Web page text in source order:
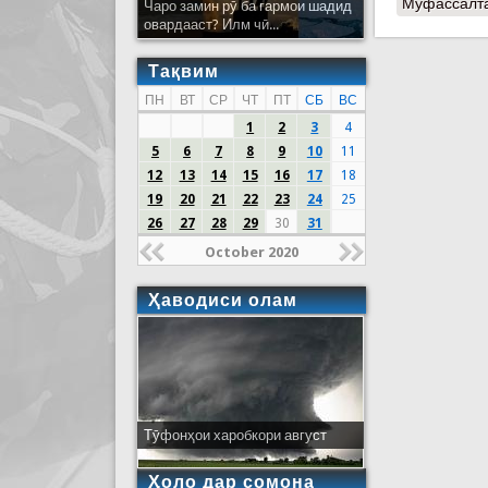
Чаро замин рӯ ба гармои шадид
овардааст? Илм чӣ...
Тақвим
ПН ВТ СР ЧТ ПТ СБ
ВС
1
2 3
4
5
6 7 8 9 10
11
12
13 14 15 16 17
18
19
20 21 22 23 24
25
26
27 28 29 30 31
October 2020
Ҳаводиси олам
Тӯфонҳои харобкори август
Ҳоло дар сомона